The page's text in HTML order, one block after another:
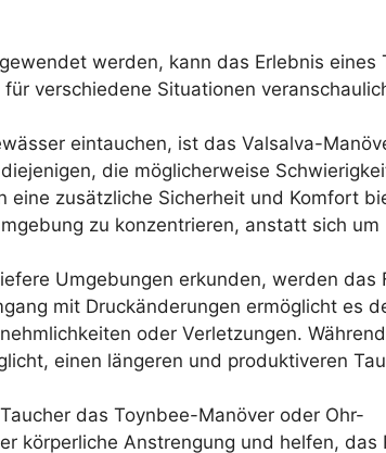
werden, kann das Erlebnis eines
verschiedene Situationen
eintauchen, ist das Valsalva-
die möglicherweise
eine zusätzliche Sicherheit und Komfort
zu konzentrieren, anstatt sich um
Umgebungen erkunden, werden das
mit Druckänderungen ermöglicht es
oder Verletzungen.
einen längeren und produktiveren
das Toynbee-Manöver oder Ohr-
körperliche Anstrengung und helfen, das